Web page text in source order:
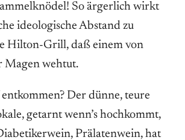
So ärgerlich wirkt
ideologische Abstand zu
Hilton-Grill, daß einem von
Magen wehtut.
Der dünne, teure
getarnt wenn’s hochkommt,
Prälatenwein, hat